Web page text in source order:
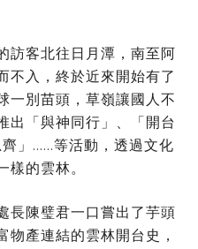
訪客北往日月潭，南至阿
不入，終於近來開始有了
一別苗頭，草嶺讓國人不
出「與神同行」、「開台
」……等活動，透過文化
樣的雲林。
長陳璧君一口嘗出了芋頭
物產連結的雲林開台史，